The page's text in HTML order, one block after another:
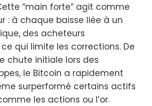
“main forte” agit comme
: à chaque baisse liée à un
des acheteurs
qui limite les corrections. De
chute initiale lors des
le Bitcoin a rapidement
surperformé certains actifs
les actions ou l’or.